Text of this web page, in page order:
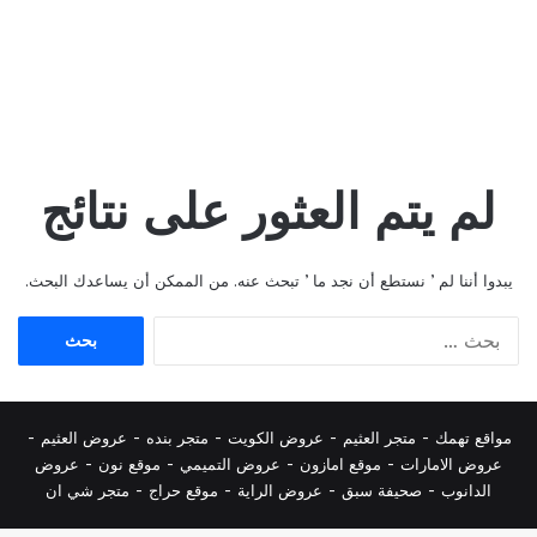
لم يتم العثور على نتائج
يبدوا أننا لم ’ نستطع أن نجد ما ’ تبحث عنه. من الممكن أن يساعدك البحث.
مواقع تهمك - متجر العثيم - عروض الكويت - متجر بنده - عروض العثيم -
عروض الامارات - موقع امازون - عروض التميمي - موقع نون - عروض
الدانوب - صحيفة سبق - عروض الراية - موقع حراج - متجر شي ان